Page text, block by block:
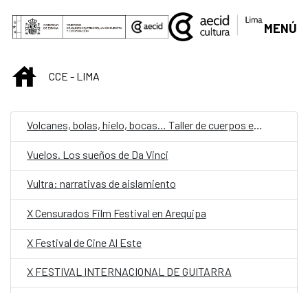
Saut au contenu principal
MENÚ
INICIOCCE - LIMA
Volcanes, bolas, hielo, bocas… Taller de cuerpos en movimiento
Vuelos. Los sueños de Da Vinci
Vultra: narrativas de aislamiento
X Censurados Film Festival en Arequipa
X Festival de Cine Al Este
X FESTIVAL INTERNACIONAL DE GUITARRA